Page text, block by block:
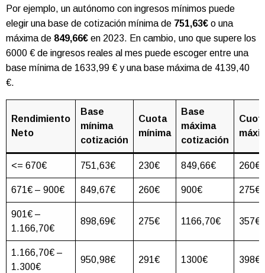
Por ejemplo, un autónomo con ingresos mínimos puede
elegir una base de cotización mínima de 751,63€ o una
máxima de 849,66€ en 2023. En cambio, uno que supere los
6000 € de ingresos reales al mes puede escoger entre una
base mínima de 1633,99 € y una base máxima de 4139,40
€.
Rendimiento
Neto
Base
mínima
cotización
Cuota
mínima
Base
máxima
cotización
<= 670€ 751,63€ 230€ 849,66€ 260€
671€ – 900€ 849,67€ 260€ 900€ 275€
901€ –
1.166,70€
898,69€ 275€ 1166,70€ 357€
1.166,70€ –
1.300€
950,98€ 291€ 1300€ 398€